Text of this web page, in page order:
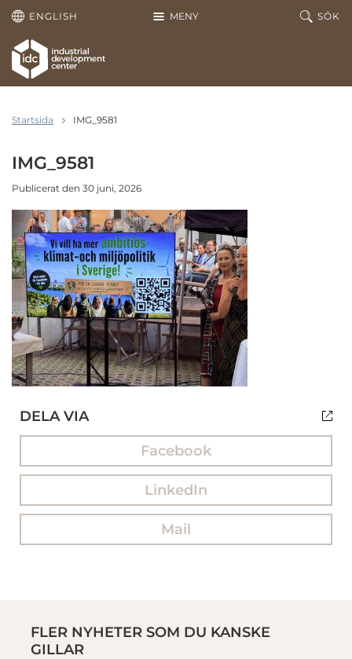
Hoppa till huvudinnehållet
MENY
ENGLISH SÖK
Startsida IMG_9581
IMG_9581
Publicerat den 30 juni, 2026
DELA VIA
Facebook
LinkedIn
Mail
FLER NYHETER SOM DU KANSKE
GILLAR